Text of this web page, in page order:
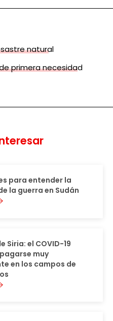
natural
primera necesidad
para entender la
la guerra en Sudán
Siria: el COVID-19
muy
en los campos de